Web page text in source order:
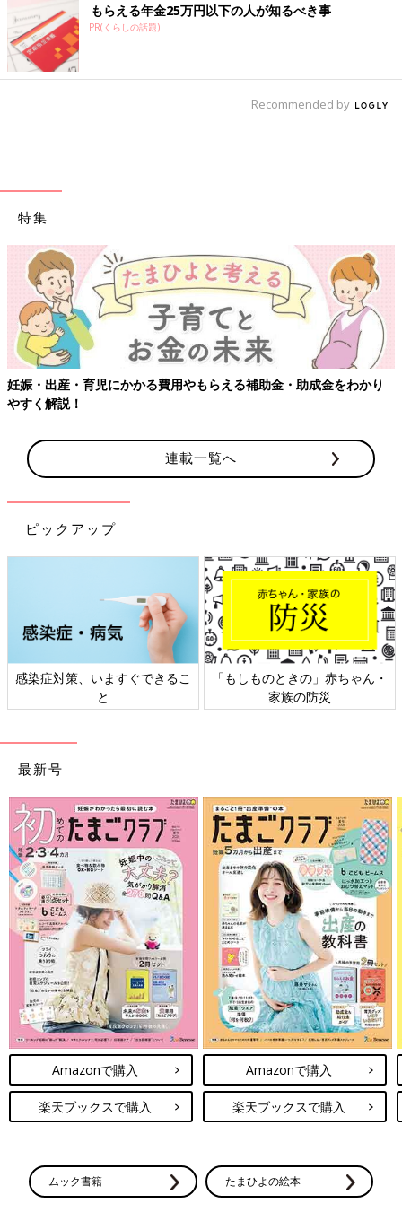
もらえる年金25万円以下の人が知るべき事
PR(くらしの話題)
Recommended by
特集
妊娠・出産・育児にかかる費用やもらえる補助金・助成金をわかり
やすく解説！
連載一覧へ
ピックアップ
感染症対策、いますぐできるこ
と
「もしものときの」赤ちゃん・
家族の防災
最新号
Amazonで購入
楽天ブックスで購入
Amazonで購入
楽天ブックスで購入
ムック書籍 たまひよの絵本